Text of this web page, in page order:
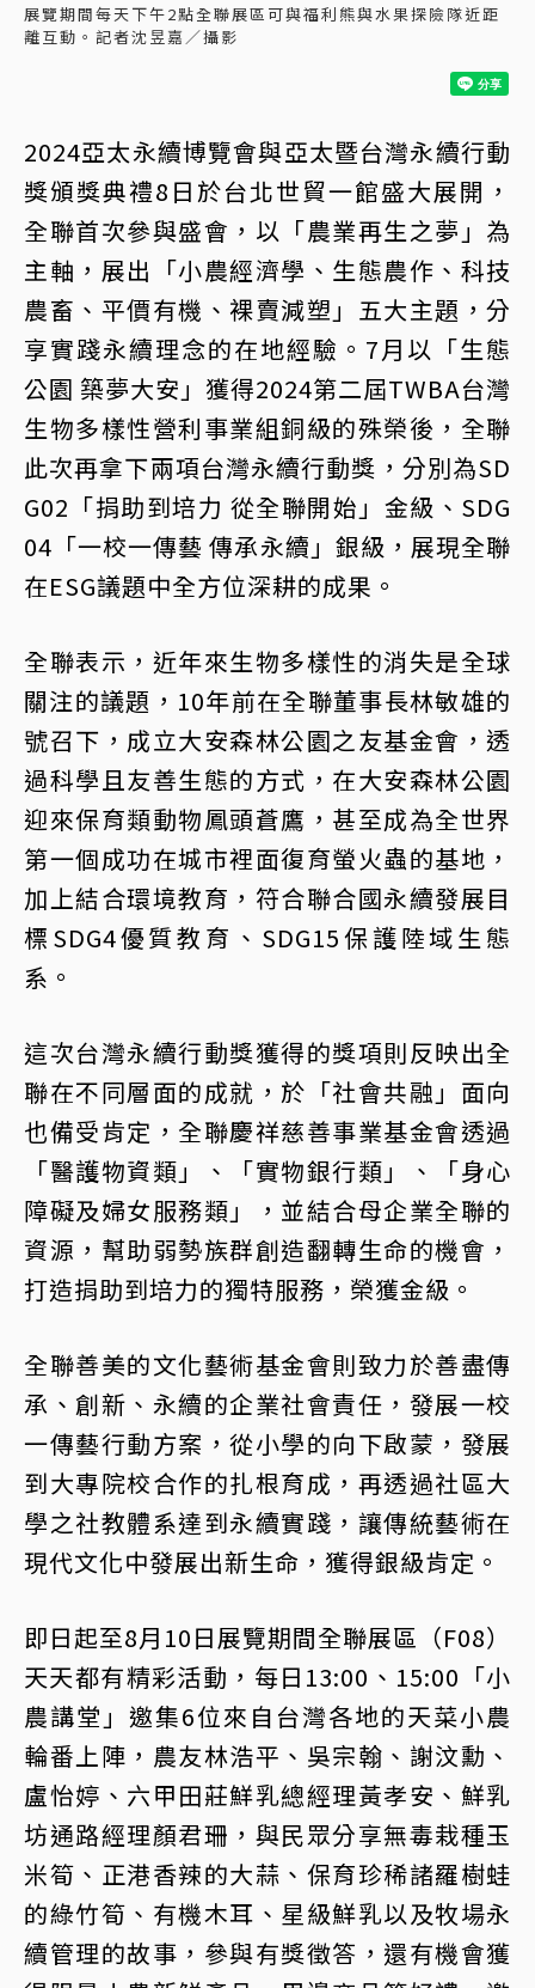
展覽期間每天下午2點全聯展區可與福利熊與水果探險隊近距
離互動。記者沈昱嘉／攝影
2024亞太永續博覽會與亞太暨台灣永續行動
獎頒獎典禮8日於台北世貿一館盛大展開，
全聯首次參與盛會，以「農業再生之夢」為
主軸，展出「小農經濟學、生態農作、科技
農畜、平價有機、裸賣減塑」五大主題，分
享實踐永續理念的在地經驗。7月以「生態
公園 築夢大安」獲得2024第二屆TWBA台灣
生物多樣性營利事業組銅級的殊榮後，全聯
此次再拿下兩項台灣永續行動獎，分別為SD
G02「捐助到培力 從全聯開始」金級、SDG
04「一校一傳藝 傳承永續」銀級，展現全聯
在ESG議題中全方位深耕的成果。
全聯表示，近年來生物多樣性的消失是全球
關注的議題，10年前在全聯董事長林敏雄的
號召下，成立大安森林公園之友基金會，透
過科學且友善生態的方式，在大安森林公園
迎來保育類動物鳳頭蒼鷹，甚至成為全世界
第一個成功在城市裡面復育螢火蟲的基地，
加上結合環境教育，符合聯合國永續發展目
標SDG4優質教育、SDG15保護陸域生態
系。
這次台灣永續行動獎獲得的獎項則反映出全
聯在不同層面的成就，於「社會共融」面向
也備受肯定，全聯慶祥慈善事業基金會透過
「醫護物資類」、「實物銀行類」、「身心
障礙及婦女服務類」，並結合母企業全聯的
資源，幫助弱勢族群創造翻轉生命的機會，
打造捐助到培力的獨特服務，榮獲金級。
全聯善美的文化藝術基金會則致力於善盡傳
承、創新、永續的企業社會責任，發展一校
一傳藝行動方案，從小學的向下啟蒙，發展
到大專院校合作的扎根育成，再透過社區大
學之社教體系達到永續實踐，讓傳統藝術在
現代文化中發展出新生命，獲得銀級肯定。
即日起至8月10日展覽期間全聯展區（F08）
天天都有精彩活動，每日13:00、15:00「小
農講堂」邀集6位來自台灣各地的天菜小農
輪番上陣，農友林浩平、吳宗翰、謝汶勳、
盧怡婷、六甲田莊鮮乳總經理黃孝安、鮮乳
坊通路經理顏君珊，與民眾分享無毒栽種玉
米筍、正港香辣的大蒜、保育珍稀諸羅樹蛙
的綠竹筍、有機木耳、星級鮮乳以及牧場永
續管理的故事，參與有獎徵答，還有機會獲